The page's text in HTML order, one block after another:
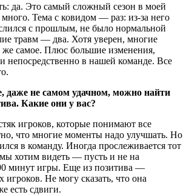
да. Это самый сложный сезон в моей
Тема с ковидом — раз: из-за него
с прошлым, не было нормальной
травм — два. Хотя уверен, многие
же самое. Плюс большие изменения,
непосредственно в нашей команде. Все
даже не самом удачном, можно найти
Какие они у вас?
игроков, которые понимают все
что многие моменты надо улучшать. Но
в команду. Иногда прослеживается тот
хотим видеть — пусть и не на
минут игры. Еще из позитива —
игроков. Не могу сказать, что она
есть сдвиги.